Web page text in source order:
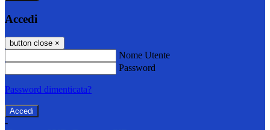
Accedi
button close ×
Nome Utente
Password
Password dimenticata?
-